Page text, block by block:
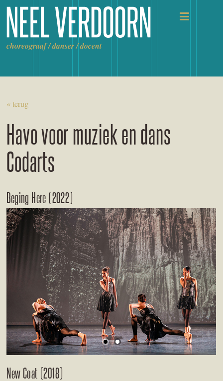
Ga
naar
inhoud
choreograaf / danser / docent
« terug
Havo voor muziek en dans
Codarts
Beging Here (2022)
New Coat (2018)